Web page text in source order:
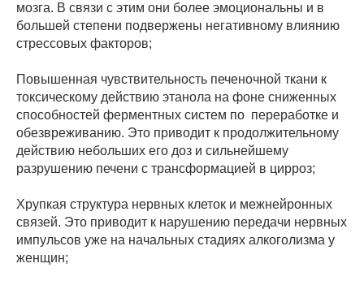
мозга. В связи с этим они более эмоциональны и в
большей степени подвержены негативному влиянию
стрессовых факторов;
Повышенная чувствительность печеночной ткани к
токсическому действию этанола на фоне сниженных
способностей ферментных систем по переработке и
обезвреживанию. Это приводит к продолжительному
действию небольших его доз и сильнейшему
разрушению печени с трансформацией в цирроз;
Хрупкая структура нервных клеток и межнейронных
связей. Это приводит к нарушению передачи нервных
импульсов уже на начальных стадиях алкоголизма у
женщин;